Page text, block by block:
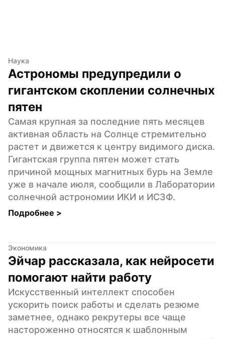
Наука
Астрономы предупредили о
гигантском скоплении солнечных
пятен
Самая крупная за последние пять месяцев
активная область на Солнце стремительно
растет и движется к центру видимого диска.
Гигантская группа пятен может стать
причиной мощных магнитных бурь на Земле
уже в начале июля, сообщили в Лаборатории
солнечной астрономии ИКИ и ИСЗФ.
Подробнее >
Экономика
Эйчар рассказала, как нейросети
помогают найти работу
Искусственный интеллект способен
ускорить поиск работы и сделать резюме
заметнее, однако рекрутеры все чаще
настороженно относятся к шаблонным